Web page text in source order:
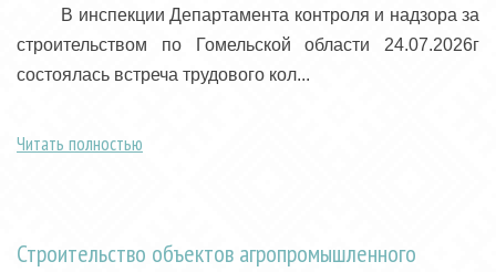
В инспекции Департамента контроля и надзора за
строительством по Гомельской области 24.07.2026г
состоялась встреча трудового кол...
Читать полностью
Строительство объектов агропромышленного